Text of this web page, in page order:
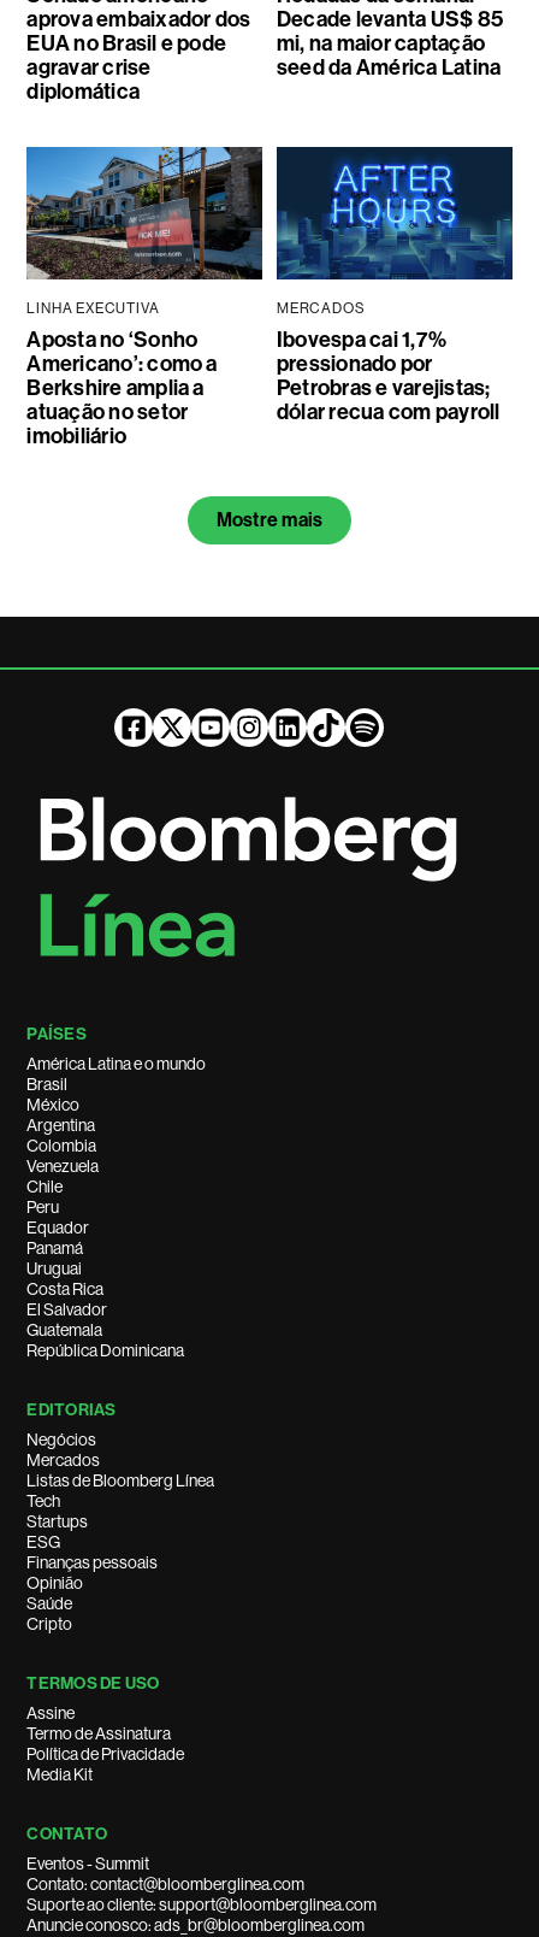
aprova embaixador dos
EUA no Brasil e pode
agravar crise
diplomática
Decade levanta US$ 85
mi, na maior captação
seed da América Latina
LINHA EXECUTIVA
Aposta no ‘Sonho
Americano’: como a
Berkshire amplia a
atuação no setor
imobiliário
MERCADOS
Ibovespa cai 1,7%
pressionado por
Petrobras e varejistas;
dólar recua com payroll
Mostre mais
PAÍSES
América Latina e o mundo
Brasil
México
Argentina
Colombia
Venezuela
Chile
Peru
Equador
Panamá
Uruguai
Costa Rica
El Salvador
Guatemala
República Dominicana
EDITORIAS
Negócios
Mercados
Listas de Bloomberg Línea
Tech
Startups
ESG
Finanças pessoais
Opinião
Saúde
Cripto
TERMOS DE USO
Assine
Termo de Assinatura
Política de Privacidade
Media Kit
CONTATO
Eventos - Summit
Contato: contact@bloomberglinea.com
Suporte ao cliente: support@bloomberglinea.com
Anuncie conosco: ads_br@bloomberglinea.com